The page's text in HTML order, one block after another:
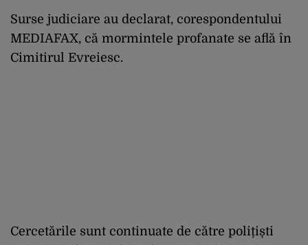
Surse judiciare au declarat, corespondentului
MEDIAFAX, că mormintele profanate se află în
Cimitirul Evreiesc.
Cercetările sunt continuate de către polițiști